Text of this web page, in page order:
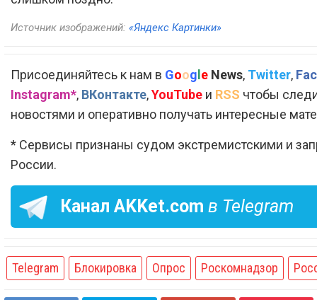
Источник изображений: «Яндекс Картинки»
Присоединяйтесь к нам в Google News, Twitter,
Instagram*, ВКонтакте,YouTube и RSS чтобы
новостями и оперативно получать интересные
* Сервисы признаны судом экстремистскими и
России.
Канал AKKet.com в Telegram
Telegram Блокировка Опрос Роскомнадзор